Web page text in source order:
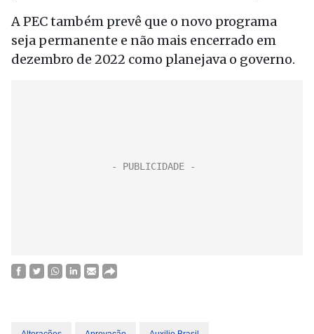
A PEC também prevê que o novo programa
seja permanente e não mais encerrado em
dezembro de 2022 como planejava o governo.